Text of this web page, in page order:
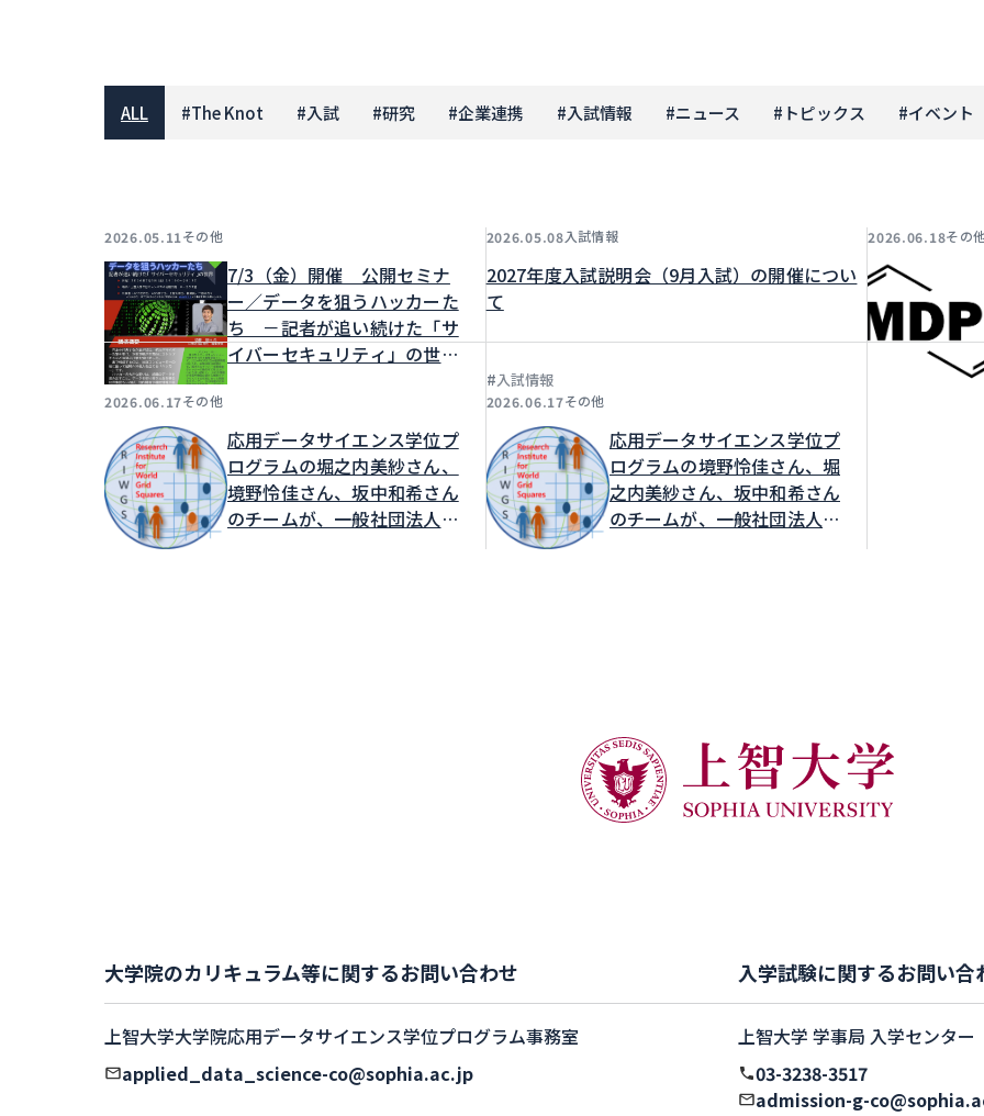
ALL #The Knot #入試 #研究 #企業連携 #入試情報 #ニュース # トピックス #イベント
2026.05.11その他
7/3（金）開催 公開セミナ
ー／データを狙うハッカーた
ち －記者が追い続けた「サ
イバーセキュリティ」の世
2026.05.08入試情報
2027年度入試説明会（9月入試）の開催につい
て
#入試情報
2026.06.18その
2026.06.17その他
応用データサイエンス学位プ
ログラムの堀之内美紗さん、
境野怜佳さん、坂中和希さん
のチームが、一般社団法人世
2026.06.17その他
応用データサイエンス学位プ
ログラムの境野怜佳さん、堀
之内美紗さん、坂中和希さん
のチームが、一般社団法人世
大学院のカリキュラム等に関するお問い合わせ
上智大学大学院応用データサイエンス学位プログラム事務室
applied_data_science-co@sophia.ac.jp
入学試験に関するお問い合
上智大学 学事局 入学センター
03-3238-3517
admission-g-